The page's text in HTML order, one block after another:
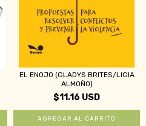
EL ENOJO (GLADYS BRITES/LIGIA
ALMOÑO)
$11.16 USD